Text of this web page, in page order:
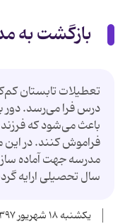
بازگشت به
تعطیلات تابستان
درس فرا می‌رسد. دور
باعث می‌شود که فرزند
فراموش کنند. در
مدرسه جهت آماده
سال تحصیلی ارایه
یکشنبه ۱۸ شهریور ۱۳۹۷ - ۰۰:۰۰